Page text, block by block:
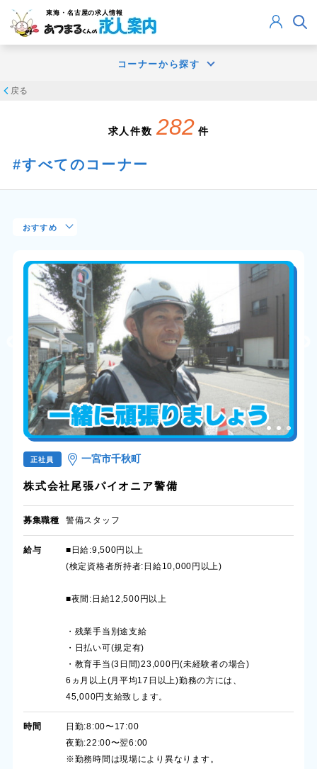
東海・名古屋の求人情報
コーナーから探す
戻る
求人件数 282 件
すべてのコーナー
正社員 一宮市千秋町
株式会社尾張パイオニア警備
募集職種 警備スタッフ
給与
■日給:9,500円以上
(検定資格者所持者:日給10,000円以上)
■夜間:日給12,500円以上
・残業手当別途支給
・日払い可(規定有)
・教育手当(3日間)23,000円(未経験者の場合)
6ヵ月以上(月平均17日以上)勤務の方には、
45,000円支給致します。
時間
日勤:8:00〜17:00
夜勤:22:00〜翌6:00
※勤務時間は現場により異なります。